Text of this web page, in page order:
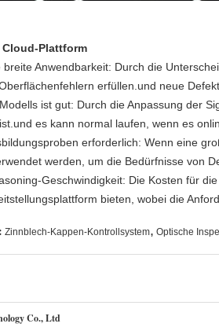
Cloud-Plattform
Anwendbarkeit: Durch die
erfüllen.und neue
ist gut: Durch die Anpassung der
es kann normal laufen, wenn es
erforderlich: Wenn eine
werden, um die Bedürfnisse von
Geschwindigkeit: Die Kosten für
bieten, wobei die
Zinnblech-Kappen-Kontrollsystem, Optische
Co., Ltd